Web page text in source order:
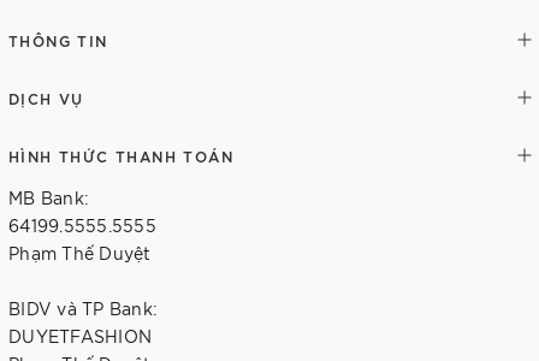
THÔNG TIN
DỊCH VỤ
HÌNH THỨC THANH TOÁN
MB Bank:
64199.5555.5555
Phạm Thế Duyệt
BIDV và TP Bank:
DUYETFASHION